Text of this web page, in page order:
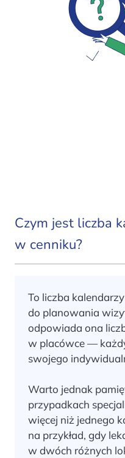
Czym jest liczba
w cenniku?
To liczba
do planowania
odpowiada ona
w placówce —
swojego
Warto jednak
przypadkach
więcej niż jednego
na przykład, gdy
w dwóch różnych